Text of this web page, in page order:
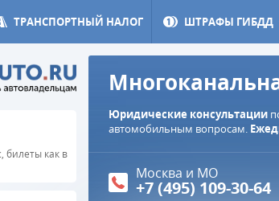
ТРАНСПОРТНЫЙ НАЛОГ ШТРАФЫ ГИБДД
Юридические консультации
автомобильным вопросам.
Москва и МО
+7 (495) 109-30-64
билеты как в